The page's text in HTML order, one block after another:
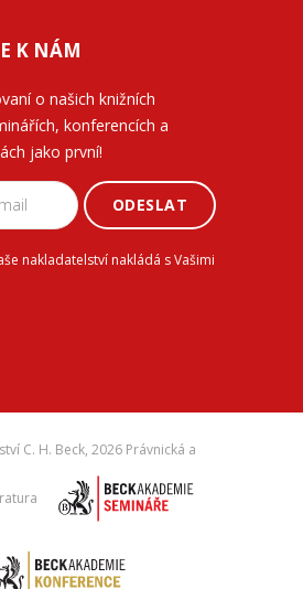
K NÁM
o našich knižních
konferencích a
jako první!
ODESLAT
nakladatelství nakládá s Vašimi
C. H. Beck, 2026 Právnická a